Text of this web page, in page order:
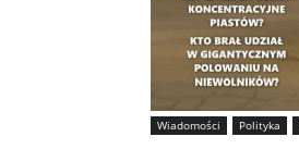
Wiadomości Polityka